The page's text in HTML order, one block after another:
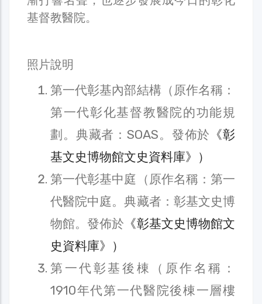
基督教醫院。
照片說明
第一代彰基內部結構（原作名稱：
第一代彰化基督教醫院的功能規
劃。典藏者：SOAS。發佈於 《彰
基文史博物館文史資料庫》）
第一代彰基中庭（原作名稱：第一
代醫院中庭。典藏者：彰基文史博
物館。發佈於 《彰基文史博物館文
史資料庫》）
第一代彰基後棟（原作名稱：
1910年代第一代醫院後棟一層樓